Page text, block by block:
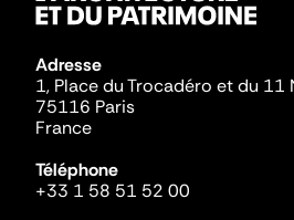
Adresse
1, Place du Trocadéro et du 11
75116 Paris
France
Téléphone
+33 1 58 51 52 00